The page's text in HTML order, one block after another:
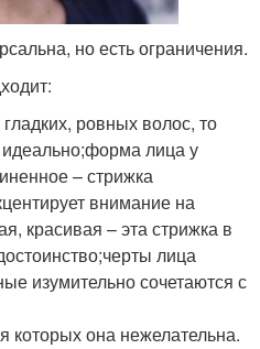
но есть ограничения.
ровных волос, то
идеально;форма лица у
– стрижка
внимание на
красивая – эта стрижка в
лица
изумительно сочетаются с
которых она нежелательна.